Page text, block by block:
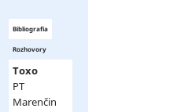
Bibliografia
Rozhovory
Toxo
PT
Marenčin